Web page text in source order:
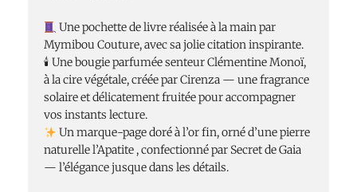
Une pochette de livre réalisée à la main par
Mymibou Couture, avec sa jolie citation inspirante.
🕯 Une bougie parfumée senteur Clémentine Monoï,
à la cire végétale, créée par Cirenza — une fragrance
solaire et délicatement fruitée pour accompagner
vos instants lecture.
Un marque-page doré à l’or fin, orné d’une pierre
naturelle l’Apatite , confectionné par Secret de Gaia
— l’élégance jusque dans les détails.